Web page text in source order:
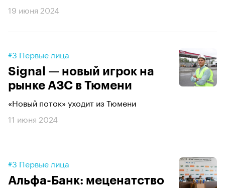
19 июня 2024
#3 Первые лица
Signal — новый игрок на
рынке АЗС в Тюмени
«Новый поток» уходит из Тюмени
11 июня 2024
#3 Первые лица
Альфа-Банк: меценатство